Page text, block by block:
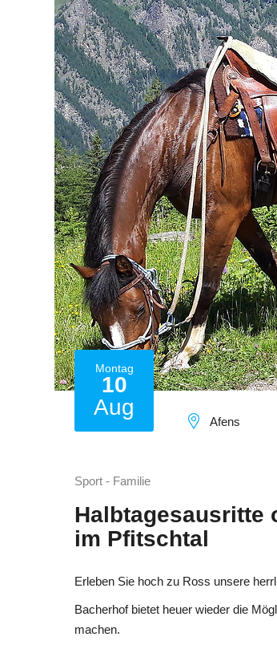
Montag
10
Aug
Afens
Sport - Familie
Halbtagesausritte
im Pfitschtal
Erleben Sie hoch zu Ross unsere
Bacherhof bietet heuer wieder die
machen.